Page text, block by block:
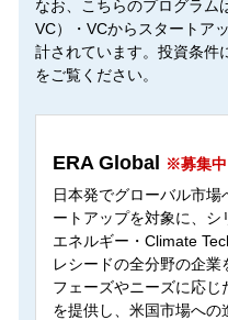
なお、こちらのプログラム
VC）・VCからスタートア
計されています。投資条件
をご覧ください。
ERA Global ※募集中
日本発でグローバル市
ートアップを対象に、シ
エネルギー・Climate
レシードの全分野の企
フェーズやニーズに応
を提供し、米国市場へ